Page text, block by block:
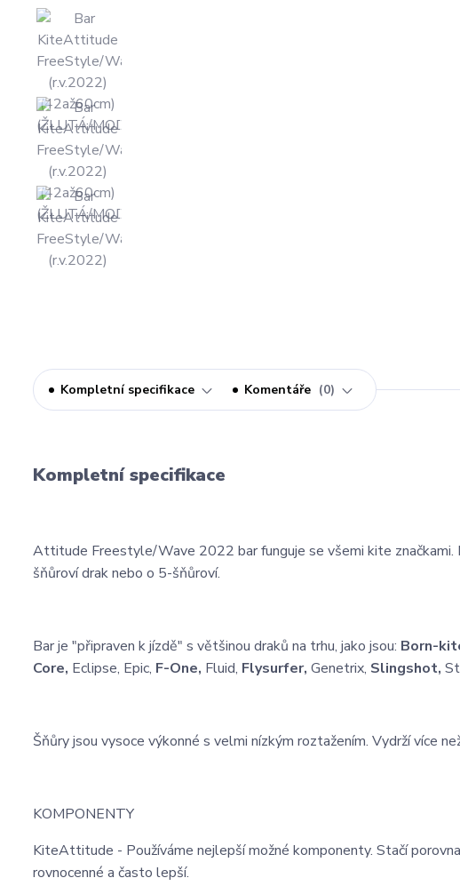
Kompletní specifikace Komentáře 0
Kompletní specifikace
Attitude Freestyle/Wave 2022 bar funguje se všemi kite značkami.
šňůroví drak nebo o 5-šňůroví.
Bar je "připraven k jízdě" s většinou draků na trhu, jako jsou: Born-
Core, Eclipse, Epic, F-One, Fluid, Flysurfer, Genetrix, Slingshot,
Šňůry jsou vysoce výkonné s velmi nízkým roztažením. Vydrží více
KOMPONENTY
KiteAttitude - Používáme nejlepší možné komponenty. Stačí
rovnocenné a často lepší.